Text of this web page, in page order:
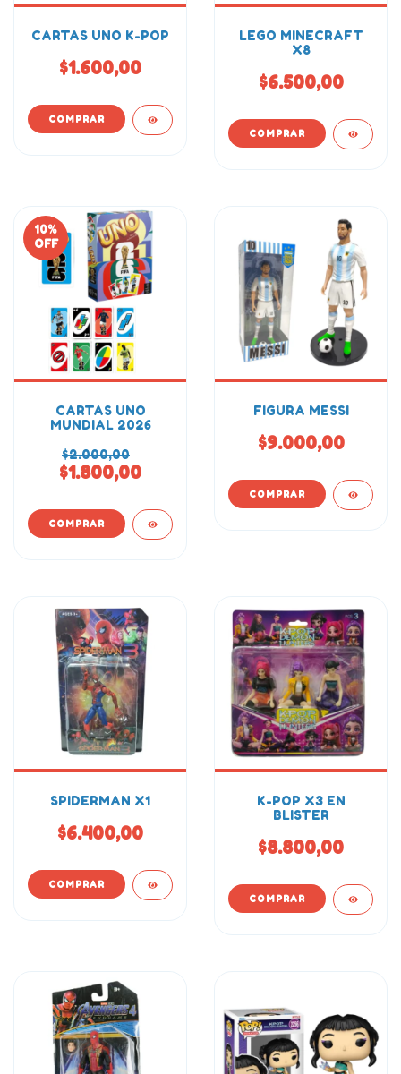
CARTAS UNO K-POP
$1.600,00
LEGO MINECRAFT
X8
$6.500,00
10%
OFF
CARTAS UNO
MUNDIAL 2026
$2.000,00
$1.800,00
FIGURA MESSI
$9.000,00
SPIDERMAN X1
$6.400,00
K-POP X3 EN
BLISTER
$8.800,00